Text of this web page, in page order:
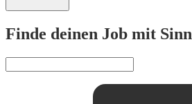
Finde deinen Job mit Sinn